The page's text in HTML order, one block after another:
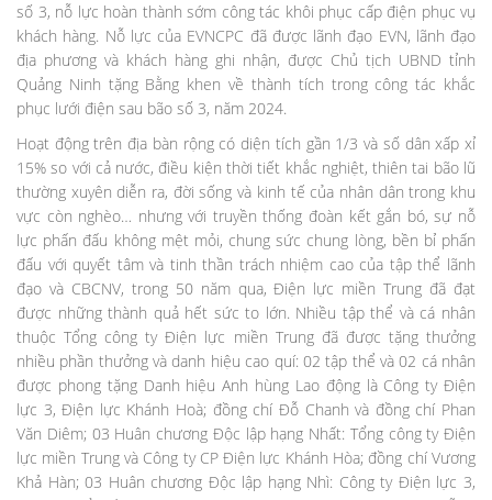
số 3, nỗ lực hoàn thành sớm công tác khôi phục cấp điện phục vụ
khách hàng. Nỗ lực của EVNCPC đã được lãnh đạo EVN, lãnh đạo
địa phương và khách hàng ghi nhận, được Chủ tịch UBND tỉnh
Quảng Ninh tặng Bằng khen về thành tích trong công tác khắc
phục lưới điện sau bão số 3, năm 2024.
Hoạt động trên địa bàn rộng có diện tích gần 1/3 và số dân xấp xỉ
15% so với cả nước, điều kiện thời tiết khắc nghiệt, thiên tai bão lũ
thường xuyên diễn ra, đời sống và kinh tế của nhân dân trong khu
vực còn nghèo… nhưng với truyền thống đoàn kết gắn bó, sự nỗ
lực phấn đấu không mệt mỏi, chung sức chung lòng, bền bỉ phấn
đấu với quyết tâm và tinh thần trách nhiệm cao của tập thể lãnh
đạo và CBCNV, trong 50 năm qua, Điện lực miền Trung đã đạt
được những thành quả hết sức to lớn. Nhiều tập thể và cá nhân
thuộc Tổng công ty Điện lực miền Trung đã được tặng thưởng
nhiều phần thưởng và danh hiệu cao quí: 02 tập thể và 02 cá nhân
được phong tặng Danh hiệu Anh hùng Lao động là Công ty Điện
lực 3, Điện lực Khánh Hoà; đồng chí Đỗ Chanh và đồng chí Phan
Văn Diêm; 03 Huân chương Độc lập hạng Nhất: Tổng công ty Điện
lực miền Trung và Công ty CP Điện lực Khánh Hòa; đồng chí Vương
Khả Hàn; 03 Huân chương Độc lập hạng Nhì: Công ty Điện lực 3,